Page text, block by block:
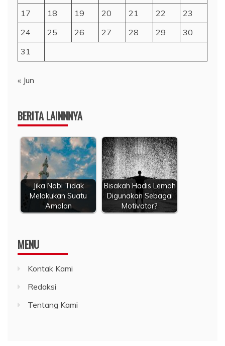
17
18 19 20 21 22
23
24
25 26 27 28 29
30
31
« Jun
BERITA LAINNNYA
Jika Nabi Tidak
Melakukan Suatu
Amalan
Bisakah Hadis Lemah
Digunakan Sebagai
Motivator?
MENU
Kontak Kami
Redaksi
Tentang Kami